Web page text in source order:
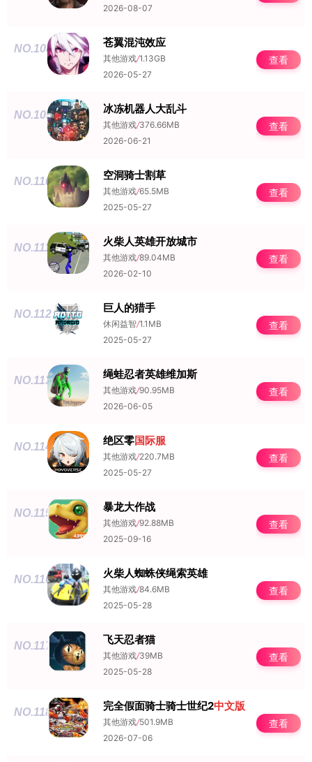
2026-08-07
NO.108 苍翼混沌效应
其他游戏/1.13GB
2026-05-27
查看
NO.109 冰冻机器人大乱斗
其他游戏/376.66MB
2026-06-21
查看
NO.110 空洞骑士割草
其他游戏/65.5MB
2025-05-27
查看
NO.111 火柴人英雄开放城市
其他游戏/89.04MB
2026-02-10
查看
NO.112 巨人的猎手
休闲益智/1.1MB
2025-05-27
查看
NO.113 绳蛙忍者英雄维加斯
其他游戏/90.95MB
2026-06-05
查看
NO.114 绝区零国际服
其他游戏/220.7MB
2025-05-27
查看
NO.115 暴龙大作战
其他游戏/92.88MB
2025-09-16
查看
NO.116 火柴人蜘蛛侠绳索英雄
其他游戏/84.6MB
2025-05-28
查看
NO.117 飞天忍者猫
其他游戏/39MB
2025-05-28
查看
NO.118 完全假面骑士骑士世纪2中文版
其他游戏/501.9MB
2026-07-06
查看